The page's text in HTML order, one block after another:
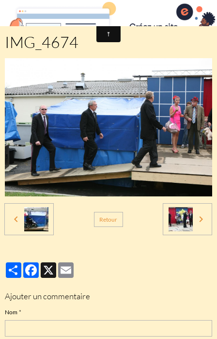
Comité des fêtes de CHEUX
IMG_4674
Retour
PartagerFacebook
X
Ajouter un commentaire
Nom